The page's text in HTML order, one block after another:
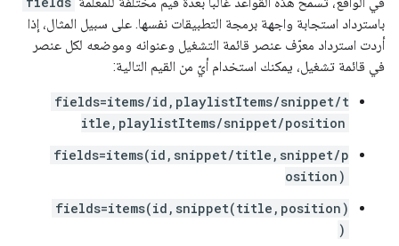
باسترداد استجابة واجهة برمجة التطبيقات نفسها. على سبيل المثال، إذا
أردت استرداد معرّف عنصر قائمة التشغيل وعنوانه وموضعه لكل عنصر
في قائمة تشغيل، يمكنك استخدام أيّ من القيم التالية:
fields=items/id,playlistItems/snippet/t
itle,playlistItems/snippet/position
fields=items(id,snippet/title,snippet/p
osition)
fields=items(id,snippet(title,position)
)